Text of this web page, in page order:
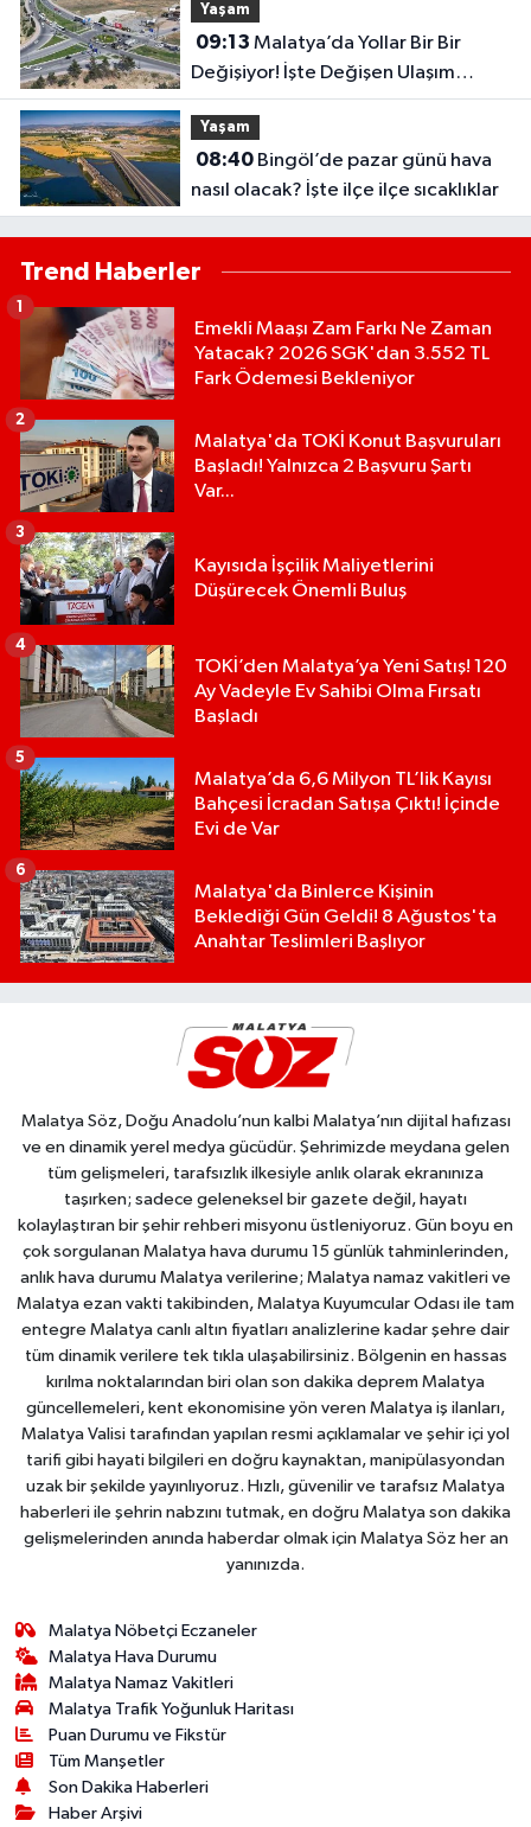
Yaşam
09:13
Değişiyor! İşte Değişen Ulaşım
Noktaları
Yaşam
08:40Bingöl’de pazar günü hava
nasıl olacak? İşte ilçe ilçe sıcaklıklar
Trend Haberler
Emekli Maaşı Zam Farkı Ne Zaman
Yatacak? 2026 SGK'dan 3.552 TL
Fark Ödemesi Bekleniyor
1
Malatya'da TOKİ Konut Başvuruları
Başladı! Yalnızca 2 Başvuru Şartı
Var...
2
Kayısıda İşçilik Maliyetlerini
Düşürecek Önemli Buluş
3
TOKİ’den Malatya’ya Yeni Satış! 120
Ay Vadeyle Ev Sahibi Olma Fırsatı
Başladı
4
Malatya’da 6,6 Milyon TL’lik Kayısı
Bahçesi İcradan Satışa Çıktı! İçinde
Evi de Var
5
Malatya'da Binlerce Kişinin
Beklediği Gün Geldi! 8 Ağustos'ta
Anahtar Teslimleri Başlıyor
6
Malatya Söz, Doğu Anadolu’nun kalbi Malatya’nın dijital hafızası
ve en dinamik yerel medya gücüdür. Şehrimizde meydana gelen
tüm gelişmeleri, tarafsızlık ilkesiyle anlık olarak ekranınıza
taşırken; sadece geleneksel bir gazete değil, hayatı
kolaylaştıran bir şehir rehberi misyonu üstleniyoruz. Gün boyu en
çok sorgulanan Malatya hava durumu 15 günlük tahminlerinden,
anlık hava durumu Malatya verilerine; Malatya namaz vakitleri ve
Malatya ezan vakti takibinden, Malatya Kuyumcular Odası ile tam
entegre Malatya canlı altın fiyatları analizlerine kadar şehre dair
tüm dinamik verilere tek tıkla ulaşabilirsiniz. Bölgenin en hassas
kırılma noktalarından biri olan son dakika deprem Malatya
güncellemeleri, kent ekonomisine yön veren Malatya iş ilanları,
Malatya Valisi tarafından yapılan resmi açıklamalar ve şehir içi yol
tarifi gibi hayati bilgileri en doğru kaynaktan, manipülasyondan
uzak bir şekilde yayınlıyoruz. Hızlı, güvenilir ve tarafsız Malatya
haberleri ile şehrin nabzını tutmak, en doğru Malatya son dakika
gelişmelerinden anında haberdar olmak için Malatya Söz her an
yanınızda.
Malatya Nöbetçi Eczaneler
Malatya Hava Durumu
Malatya Namaz Vakitleri
Malatya Trafik Yoğunluk Haritası
Puan Durumu ve Fikstür
Tüm Manşetler
Son Dakika Haberleri
Haber Arşivi